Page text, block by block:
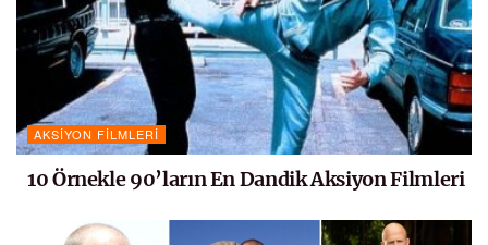
AKSIYON FILMLERI
10 Örnekle 90’ların En Dandik Aksiyon Filmleri